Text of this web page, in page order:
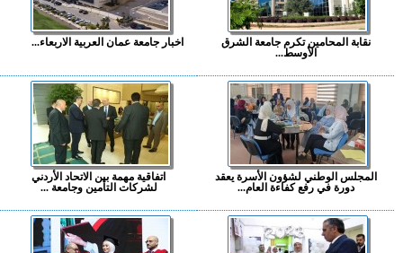
نقابة المحامين تكرم جامعة الشرق
الأوسط...
اخبار جامعة عمان العربية الاربعاء...
المجلس الوطني لشؤون الأسرة يعقد
دورة في رفع كفاءة العام...
اتفاقية مهمة بين الاتحاد الأردني
لشركات التأمين وجامعة ...